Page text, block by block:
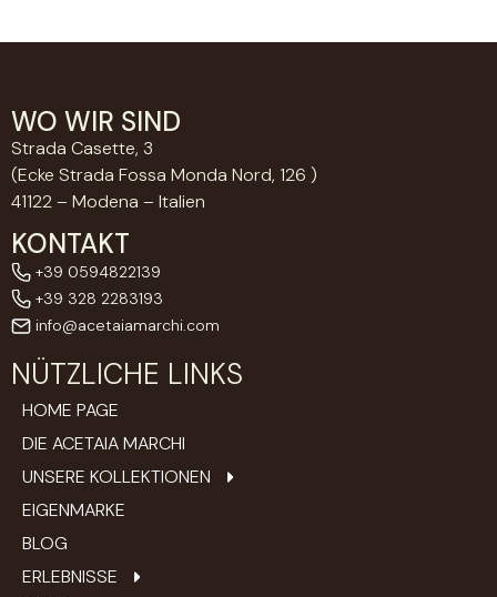
WO WIR SIND
Strada Casette, 3
(Ecke Strada Fossa Monda Nord, 126 )
41122 – Modena – Italien
KONTAKT
+39 0594822139
+39 328 2283193
info@acetaiamarchi.com
NÜTZLICHE LINKS
HOME PAGE
DIE ACETAIA MARCHI
UNSERE KOLLEKTIONEN
EIGENMARKE
BLOG
ERLEBNISSE